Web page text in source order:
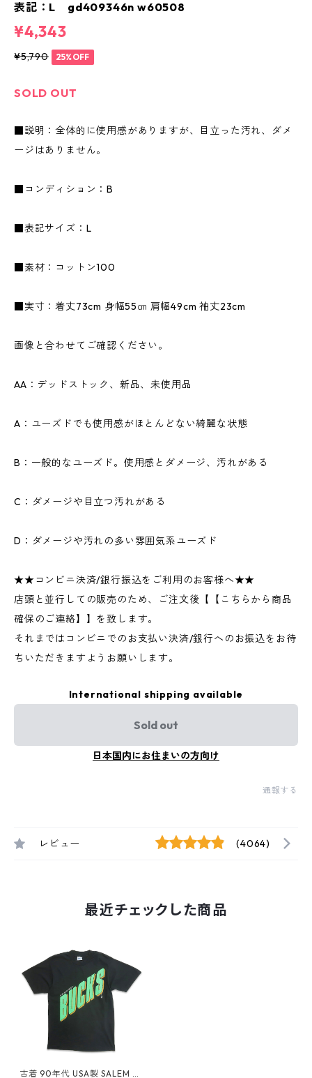
表記：L gd409346n w60508
¥4,343
¥5,790 25%OFF
SOLD OUT
■説明：全体的に使用感がありますが、目立った汚れ、ダメ
ージはありません。
■コンディション：B
■表記サイズ：L
■素材：コットン100
■実寸：着丈73cm 身幅55㎝ 肩幅49cm 袖丈23cm
画像と合わせてご確認ください。
AA：デッドストック、新品、未使用品
A：ユーズドでも使用感がほとんどない綺麗な状態
B：一般的なユーズド。使用感とダメージ、汚れがある
C：ダメージや目立つ汚れがある
D：ダメージや汚れの多い雰囲気系ユーズド
★★コンビニ決済/銀行振込をご利用のお客様へ★★
店頭と並行しての販売のため、ご注文後【【こちらから商品
確保のご連絡】】を致します。
それまではコンビニでのお支払い決済/銀行へのお振込をお待
ちいただきますようお願いします。
International shipping available
Sold out
日本国内にお住まいの方向け
通報する
レビュー (4064)
最近チェックした商品
古着 90年代 USA製 SALEM N